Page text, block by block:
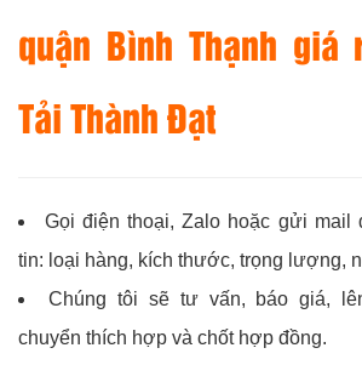
quận Bình Thạnh giá
Tải Thành Đạt
Gọi điện thoại, Zalo hoặc gửi mail
tin: loại hàng, kích thước, trọng lượng,
Chúng tôi sẽ tư vấn, báo giá,
chuyển thích hợp và chốt hợp đồng.